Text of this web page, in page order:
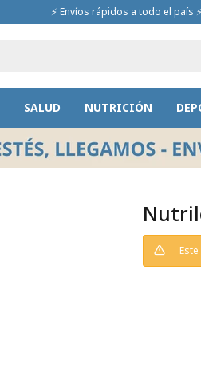
SALUD NUTRICIÓN
⚡ Envíos rápidos a todo el país ⚡